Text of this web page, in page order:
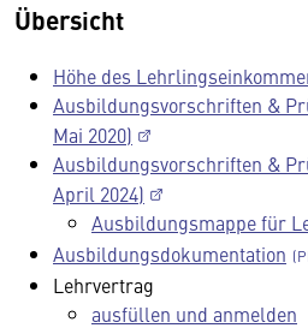
Übersicht
Höhe des
Ausbildungsvorschriften &
Mai 2020)
Ausbildungsvorschriften &
April 2024)
Ausbildungsmappe für
Ausbildungsdokumentation
Lehrvertrag
ausfüllen und anmelden